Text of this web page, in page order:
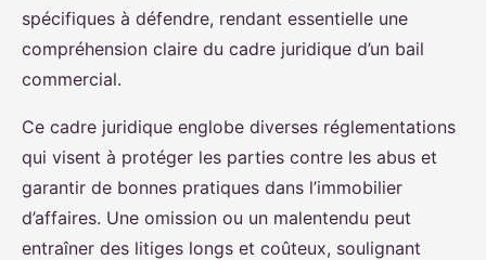
spécifiques à défendre, rendant essentielle une
compréhension claire du cadre juridique d’un bail
commercial.
Ce cadre juridique englobe diverses réglementations
qui visent à protéger les parties contre les abus et
garantir de bonnes pratiques dans l’immobilier
d’affaires. Une omission ou un malentendu peut
entraîner des litiges longs et coûteux, soulignant